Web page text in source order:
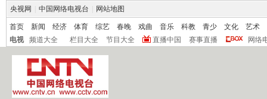
央视网 中国网络电视台 网站地图
首页 新闻 经济 体育 综艺 春晚 戏曲 音乐 科教 青少 文化
艺术
电视
频道大全 栏目大全 节目大全 直播中国 赛事直播 网络